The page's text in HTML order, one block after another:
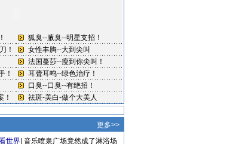
更多>>
世界 音乐喷泉广场竟然成了淋浴场